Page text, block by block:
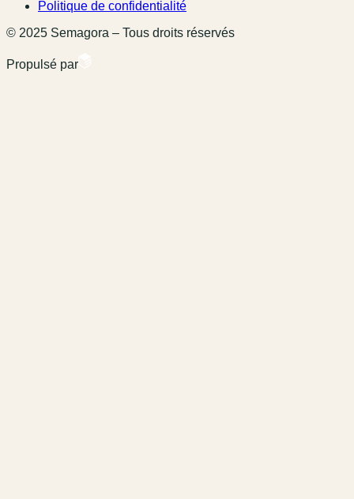
Politique de confidentialité
© 2025 Semagora – Tous droits réservés
Propulsé par